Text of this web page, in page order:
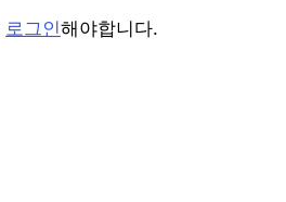
로그인해야합니다.